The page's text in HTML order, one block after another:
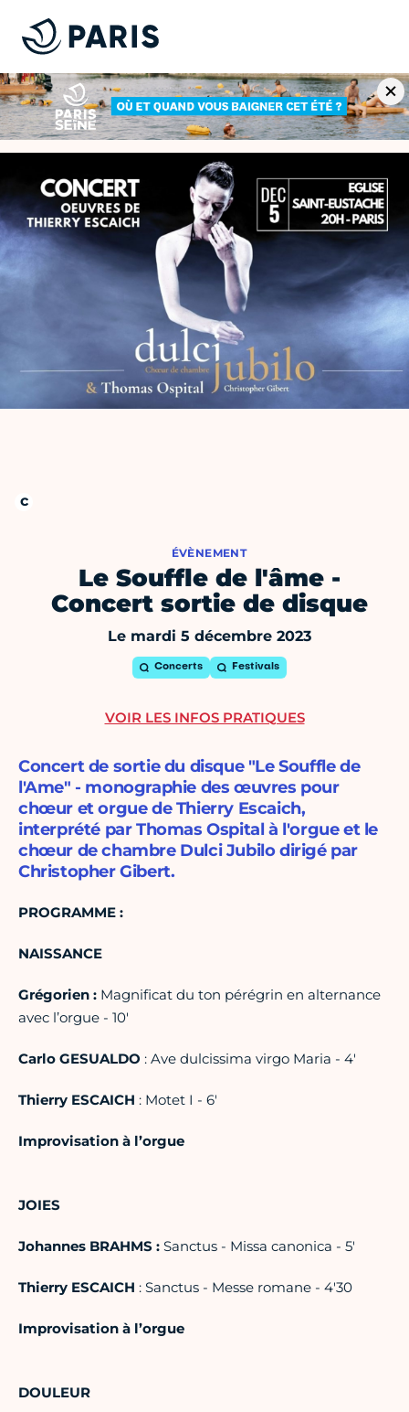
ÉVÈNEMENT
Le Souffle de l'âme -
Concert sortie de disque
Le mardi 5 décembre 2023
Concerts Festivals
Concert de sortie du disque "Le Souffle de
l'Ame" - monographie des œuvres pour
chœur et orgue de Thierry Escaich,
interprété par Thomas Ospital à l'orgue et le
chœur de chambre Dulci Jubilo dirigé par
Christopher Gibert.
PROGRAMME :
NAISSANCE
Grégorien : Magnificat du ton pérégrin en alternance
avec l’orgue - 10'
Carlo GESUALDO : Ave dulcissima virgo Maria - 4'
Thierry ESCAICH : Motet I - 6'
Improvisation à l’orgue
JOIES
Johannes BRAHMS : Sanctus - Missa canonica - 5'
Thierry ESCAICH : Sanctus - Messe romane - 4'30
Improvisation à l’orgue
DOULEUR
VOIR LES INFOS PRATIQUES